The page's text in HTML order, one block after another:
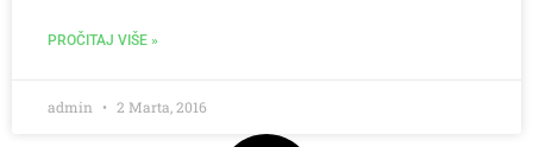
PROČITAJ VIŠE »
admin 2 Marta, 2016